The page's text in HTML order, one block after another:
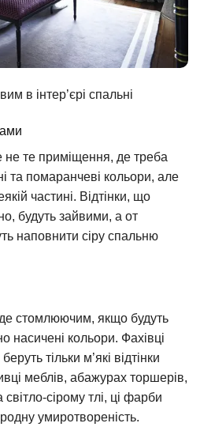
в інтер’єрі спальні
те приміщення, де треба
та помаранчеві кольори, але
частині. Відтінки, що
будуть зайвими, а от
наповнити сіру спальню
стомлюючим, якщо будуть
насичені кольори. Фахівці
тільки м’які відтінки
меблів, абажурах торшерів,
сірому тлі, ці фарби
умиротвореність.